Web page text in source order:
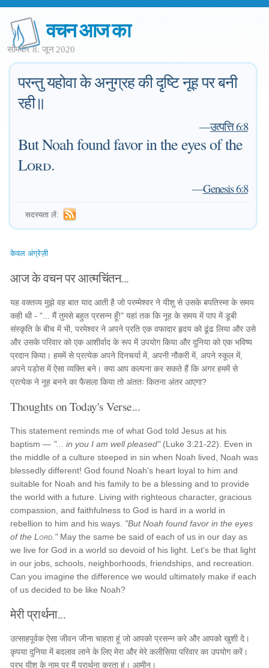
वचन आज का
सोमवार 8. जून 2020
परन्तु यहोवा के अनुग्रह की दृष्टि नूह पर बनी
रही॥
—उत्पत्ति 6:8
But Noah found favor in the eyes of the
Lord.
—Genesis 6:8
सदस्यता लें:
केवल अंग्रेज़ी
आज के वचन पर आत्मचिंतन...
यह वक्तव्य मुझे वह बात याद आती है जो परम्मेश्वर ने यीशु से उसके बपतिस्मा के समय
कही थी - "... मैं तुमसे बहुत प्रसन्न हूँ!" यहां तक कि नूह के समय में पाप में डूबी
संस्कृति के बीच में भी, परमेश्वर ने अपने प्रति एक वफादार हृदय को ढूंढ लिया और उसे
और उसके परिवार को एक आशीर्वाद के रूप में उपयोग किया और दुनिया को एक भविष्य
प्रदान किया। हममें से प्रत्येक अपने दिनचर्या में, अपनी नौकरी में, अपने स्कूल में,
अपने पड़ोस में ऐसा व्यक्ति बने। क्या आप कल्पना कर सकते हैं कि अगर हममें से
प्रत्येक ने नूह बनने का फैसला किया तो अंततः कितना अंतर आएगा?
Thoughts on Today's Verse...
This statement reminds me of what God told Jesus at his
baptism — "... in you I am well pleased"(Luke 3:21-22). Even in
the middle of a culture steeped in sin when Noah lived, Noah was
blessedly different! God found Noah's heart loyal to him and
suitable for Noah and his family to be a blessing and to provide
the world with a future. Living with righteous character, gracious
compassion, and faithfulness to God is hard in a world in
rebellion to him and his ways. "But Noah found favor in the eyes
of theLord ."May the same be said of each of us in our day as
we live for God in a world so devoid of his light. Let's be that light
in our jobs, schools, neighborhoods, friendships, and recreation.
Can you imagine the difference we would ultimately make if each
of us decided to be like Noah?
मेरी प्रार्थना...
उत्साहपूर्वक ऐसा जीवन जीना चाहता हूं जो आपको प्रसन्न करे और आपको खुशी दे।
कृपया दुनिया में बदलाव लाने के लिए मेरा और मेरे कलीसिया परिवार का उपयोग करें।
प्रभु यीशु के नाम पर मैं प्रार्थना करता हूं। आमीन।